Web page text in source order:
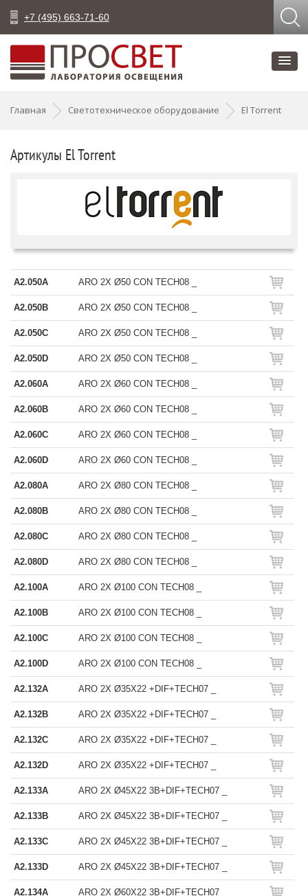
+7 (495) 663-71-60
Главная Светотехническое оборудование El Torrent
Артикулы El Torrent
A2.050A ARO 2X Ø50 CON TECH08 _
A2.050B ARO 2X Ø50 CON TECH08 _
A2.050C ARO 2X Ø50 CON TECH08 _
A2.050D ARO 2X Ø50 CON TECH08 _
A2.060A ARO 2X Ø60 CON TECH08 _
A2.060B ARO 2X Ø60 CON TECH08 _
A2.060C ARO 2X Ø60 CON TECH08 _
A2.060D ARO 2X Ø60 CON TECH08 _
A2.080A ARO 2X Ø80 CON TECH08 _
A2.080B ARO 2X Ø80 CON TECH08 _
A2.080C ARO 2X Ø80 CON TECH08 _
A2.080D ARO 2X Ø80 CON TECH08 _
A2.100A ARO 2X Ø100 CON TECH08 _
A2.100B ARO 2X Ø100 CON TECH08 _
A2.100C ARO 2X Ø100 CON TECH08 _
A2.100D ARO 2X Ø100 CON TECH08 _
A2.132A ARO 2X Ø35X22 +DIF+TECH07 _
A2.132B ARO 2X Ø35X22 +DIF+TECH07 _
A2.132C ARO 2X Ø35X22 +DIF+TECH07 _
A2.132D ARO 2X Ø35X22 +DIF+TECH07 _
A2.133A ARO 2X Ø45X22 3B+DIF+TECH07 _
A2.133B ARO 2X Ø45X22 3B+DIF+TECH07 _
A2.133C ARO 2X Ø45X22 3B+DIF+TECH07 _
A2.133D ARO 2X Ø45X22 3B+DIF+TECH07 _
A2.134A ARO 2X Ø60X22 3B+DIF+TECH07 _